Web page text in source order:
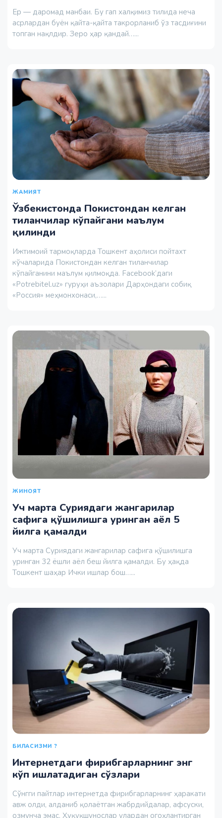
Ер — даромад манбаи. Бу гап халқимиз тилида неча
асрлардан буён қайта-қайта такрорланиб ўз тасдиғини
топган нақлдир. Зеро ҳар қандай…...
ЖАМИЯТ
Ўзбекистонда Покистондан келган
тиланчилар кўпайгани маълум
қилинди
Ижтимоий тармоқларда Тошкент аҳолиси пойтахт
кўчаларида Покистондан келган тиланчилар
кўпайганини маълум қилмоқда. Facebook’даги
«Potrebitel.uz» гуруҳи аъзолари Дарҳондаги собиқ
«Россия» меҳмонхонаси,…...
ЖИНОЯТ
Уч марта Суриядаги жангарилар
сафига қўшилишга уринган аёл 5
йилга қамалди
Уч марта Суриядаги жангарилар сафига қўшилишга
уринган 32 ёшли аёл беш йилга қамалди. Бу ҳақда
Тошкент шаҳар Ички ишлар бош…...
БИЛАСИЗМИ ?
Интернетдаги фирибгарларнинг энг
кўп ишлатадиган сўзлари
Сўнгги пайтлар интернетда фирибгарларнинг ҳаракати
авж олди, алданиб қолаётган жабрдийдалар, афсуски,
озмунча эмас. Ҳуқуқшунослар улардан огоҳлантирган